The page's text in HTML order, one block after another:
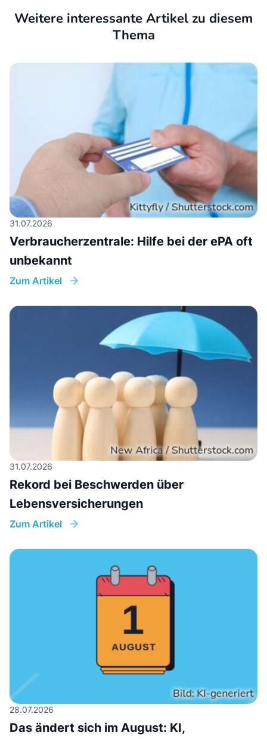
Weitere interessante Artikel zu diesem
Thema
31.07.2026
Verbraucherzentrale: Hilfe bei der ePA oft
unbekannt
Zum Artikel
31.07.2026
Rekord bei Beschwerden über
Lebensversicherungen
Zum Artikel
28.07.2026
Das ändert sich im August: KI,